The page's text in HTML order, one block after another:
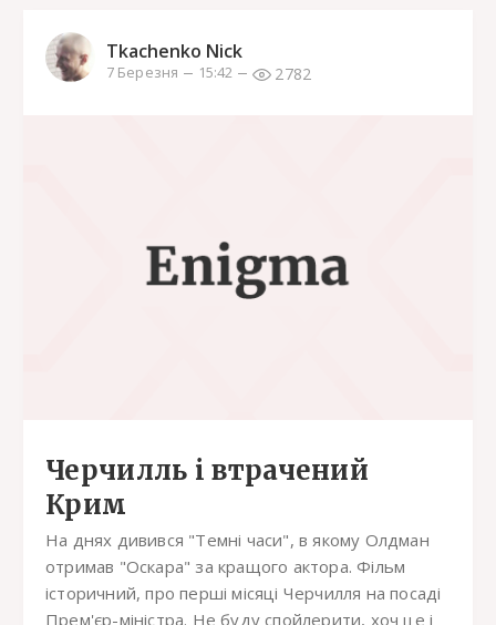
Tkachenko Nick
7 Березня 15:42 2782
Черчилль і втрачений
Крим
На днях дивився "Темні часи", в якому Олдман
отримав "Оскара" за кращого актора. Фільм
історичний, про перші місяці Черчилля на посаді
Прем'єр-міністра. Не буду спойлерити, хоч це і